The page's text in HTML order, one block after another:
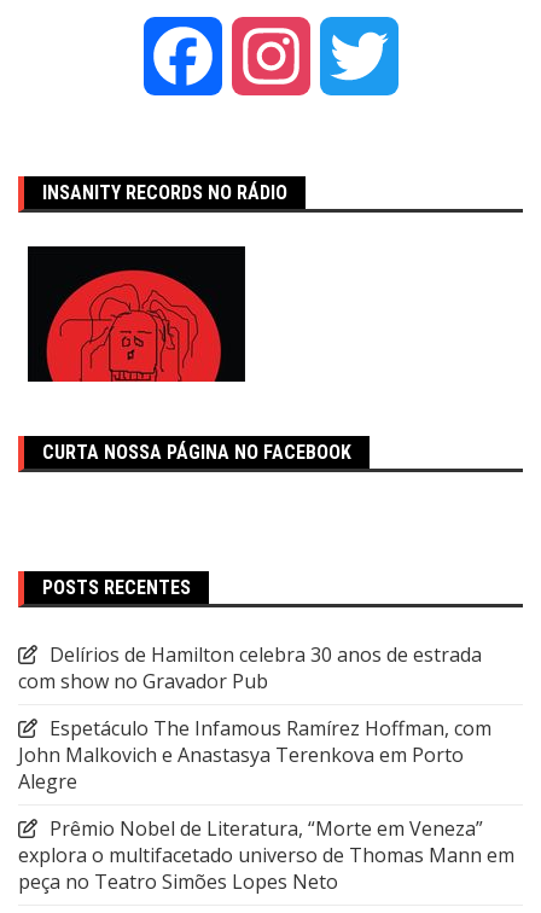
Facebook Instagram
INSANITY RECORDS NO RÁDIO
CURTA NOSSA PÁGINA NO FACEBOOK
POSTS RECENTES
Delírios de Hamilton celebra 30 anos de estrada
com show no Gravador Pub
Espetáculo The Infamous Ramírez Hoffman, com
John Malkovich e Anastasya Terenkova em Porto
Alegre
Prêmio Nobel de Literatura, “Morte em Veneza”
explora o multifacetado universo de Thomas Mann em
peça no Teatro Simões Lopes Neto